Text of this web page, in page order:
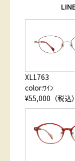
XL1763
color:ﾜｲﾝ
¥55,000（税込）